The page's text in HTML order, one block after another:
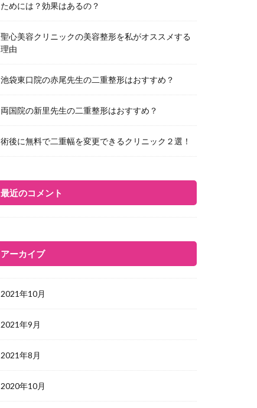
ためには？効果はあるの？
聖心美容クリニックの美容整形を私がオススメする
理由
池袋東口院の赤尾先生の二重整形はおすすめ？
両国院の新里先生の二重整形はおすすめ？
術後に無料で二重幅を変更できるクリニック２選！
最近のコメント
アーカイブ
2021年10月
2021年9月
2021年8月
2020年10月